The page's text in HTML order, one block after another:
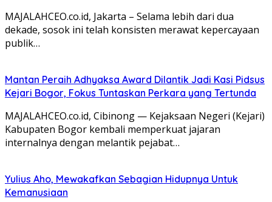
MAJALAHCEO.co.id, Jakarta – Selama lebih dari dua
dekade, sosok ini telah konsisten merawat kepercayaan
publik…
Mantan Peraih Adhyaksa Award Dilantik Jadi Kasi Pidsus
Kejari Bogor, Fokus Tuntaskan Perkara yang Tertunda
MAJALAHCEO.co.id, Cibinong — Kejaksaan Negeri (Kejari)
Kabupaten Bogor kembali memperkuat jajaran
internalnya dengan melantik pejabat…
Yulius Aho, Mewakafkan Sebagian Hidupnya Untuk
Kemanusiaan